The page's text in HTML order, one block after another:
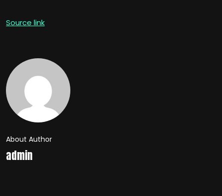
Source link
About Author
admin